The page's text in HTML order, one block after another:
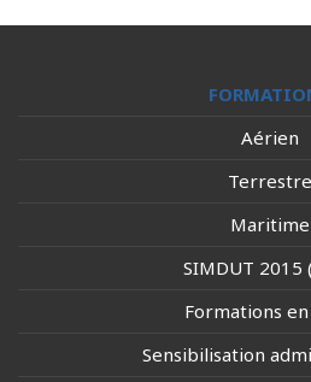
Aérien
Terrestre
Maritime
SIMDUT 2015
Formations
Sensibilisation